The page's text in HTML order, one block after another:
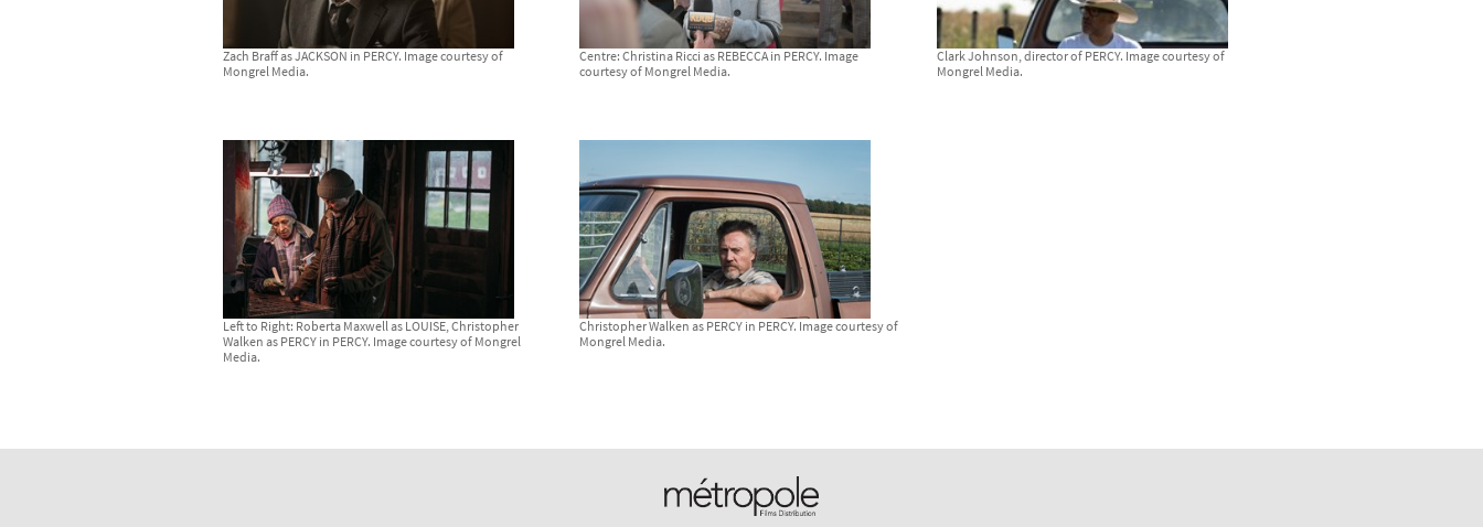
Zach Braff as JACKSON in PERCY. Image courtesy of
Mongrel Media.
Centre: Christina Ricci as REBECCA in PERCY. Image
courtesy of Mongrel Media.
Clark Johnson, director of PERCY. Image courtesy of
Mongrel Media.
Left to Right: Roberta Maxwell as LOUISE, Christopher
Walken as PERCY in PERCY. Image courtesy of Mongrel
Media.
Christopher Walken as PERCY in PERCY. Image courtesy of
Mongrel Media.